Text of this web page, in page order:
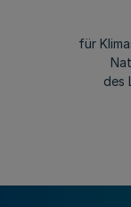
für
des